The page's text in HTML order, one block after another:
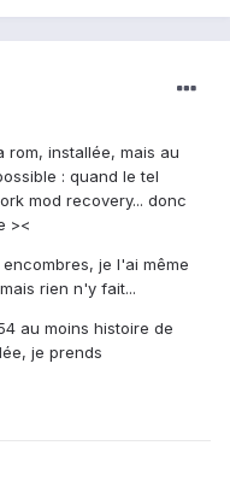
installée, mais au
: quand le tel
mod recovery... donc
><
je l'ai même
rien n'y fait...
au moins histoire de
je prends